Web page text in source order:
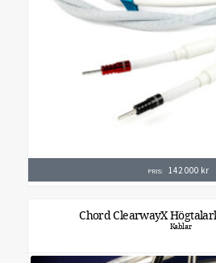
PRIS: 142 000 kr
Chord ClearwayX
Kablar